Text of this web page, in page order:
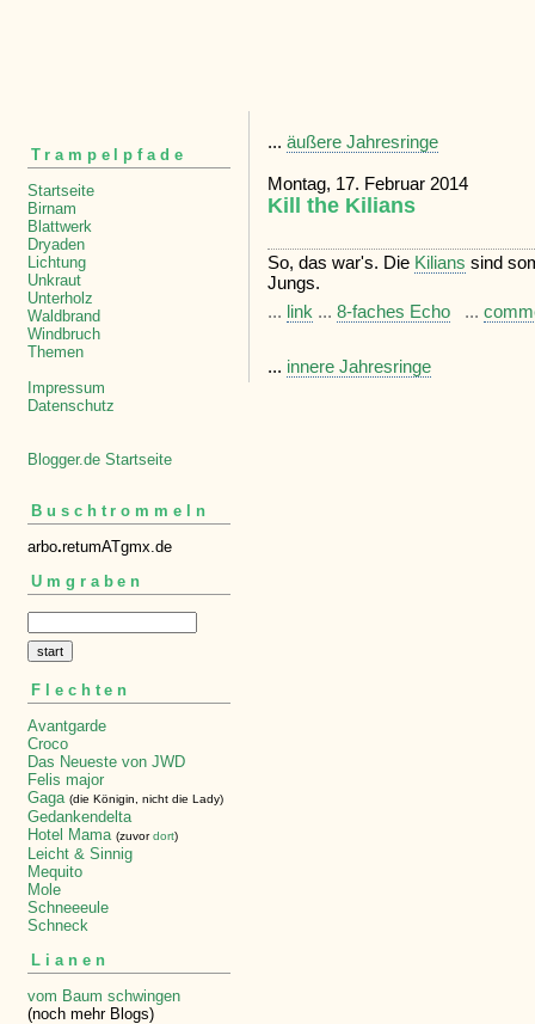
Trampelpfade
Startseite
Birnam
Blattwerk
Dryaden
Lichtung
Unkraut
Unterholz
Waldbrand
Windbruch
Themen
Impressum
Datenschutz
Blogger.de Startseite
Buschtrommeln
arbo.retumATgmx.de
Umgraben
Flechten
Avantgarde
Croco
Das Neueste von JWD
Felis major
Gaga (die Königin, nicht die Lady)
Gedankendelta
Hotel Mama (zuvordort)
Leicht & Sinnig
Mequito
Mole
Schneeeule
Schneck
Lianen
vom Baum schwingen
(noch mehr Blogs)
... äußere Jahresringe
Montag, 17. Februar 2014
Kill the Kilians
So, das war's. Die Kilians sind
Jungs.
... link ... 8-faches Echo ...
... innere Jahresringe